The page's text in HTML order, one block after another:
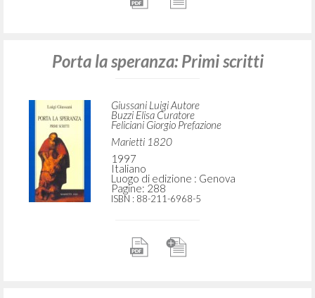
Porta la speranza: Primi scritti
Giussani Luigi Autore
Buzzi Elisa Curatore
Feliciani Giorgio Prefazione
Marietti 1820
1997
Italiano
Luogo di edizione : Genova
Pagine: 288
ISBN : 88-211-6968-5